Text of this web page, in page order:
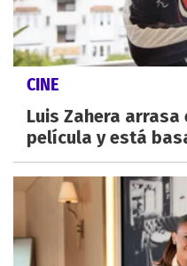
CINE
Luis Zahera
película y está